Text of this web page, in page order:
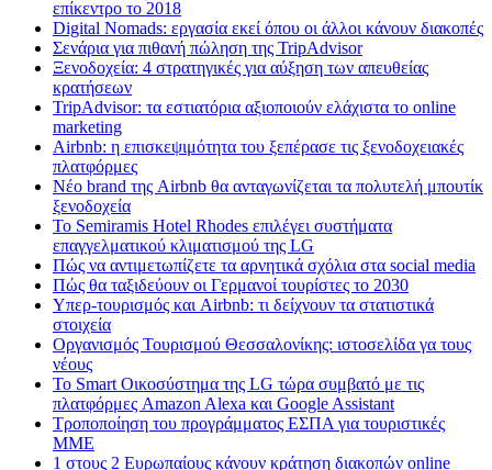
επίκεντρο το 2018
Digital Nomads: εργασία εκεί όπου οι άλλοι κάνουν διακοπές
Σενάρια για πιθανή πώληση της TripAdvisor
Ξενοδοχεία: 4 στρατηγικές για αύξηση των απευθείας
κρατήσεων
TripAdvisor: τα εστιατόρια αξιοποιούν ελάχιστα το online
marketing
Airbnb: η επισκεψιμότητα του ξεπέρασε τις ξενοδοχειακές
πλατφόρμες
Nέο brand της Airbnb θα ανταγωνίζεται τα πολυτελή μπουτίκ
ξενοδοχεία
Το Semiramis Hotel Rhodes επιλέγει συστήματα
επαγγελματικού κλιματισμού της LG
Πώς να αντιμετωπίζετε τα αρνητικά σχόλια στα social media
Πώς θα ταξιδεύουν οι Γερμανοί τουρίστες το 2030
Υπερ-τουρισμός και Airbnb: τι δείχνουν τα στατιστικά
στοιχεία
Οργανισμός Τουρισμού Θεσσαλονίκης: ιστοσελίδα γα τους
νέους
Το Smart Οικοσύστημα της LG τώρα συμβατό με τις
πλατφόρμες Amazon Alexa και Google Assistant
Τροποποίηση του προγράμματος ΕΣΠΑ για τουριστικές
ΜΜΕ
1 στους 2 Ευρωπαίους κάνουν κράτηση διακοπών online